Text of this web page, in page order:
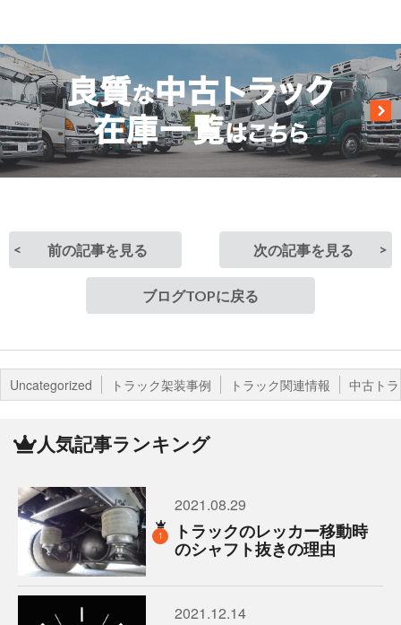
前の記事を見る 次の記事を見る
ブログTOPに戻る
Uncategorized トラック架装事例 トラック関連情報 中古ト
人気記事ランキング
1
2021.08.29
トラックのレッカー移動時
のシャフト抜きの理由
2021.12.14